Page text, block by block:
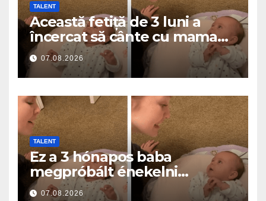
TALENT
Această fetiță de 3 luni a
încercat să cânte cu mama
ei… și a topit milioane de
inimi
07.08.2026
TALENT
Ez a 3 hónapos baba
megpróbált énekelni
anyával… és milliók szívét
07.08.2026